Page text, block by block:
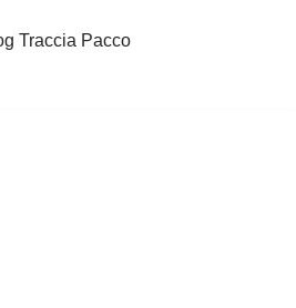
Traccia Pacco